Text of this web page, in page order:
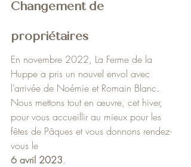
Changement de
propriétaires
En novembre 2022, La Ferme de la
Huppe a pris un nouvel envol avec
l’arrivée de Noémie et Romain Blanc.
Nous mettons tout en œuvre, cet hiver,
pour vous accueillir au mieux pour les
fêtes de Pâques et vous donnons rendez-
vous le
6 avril 2023.